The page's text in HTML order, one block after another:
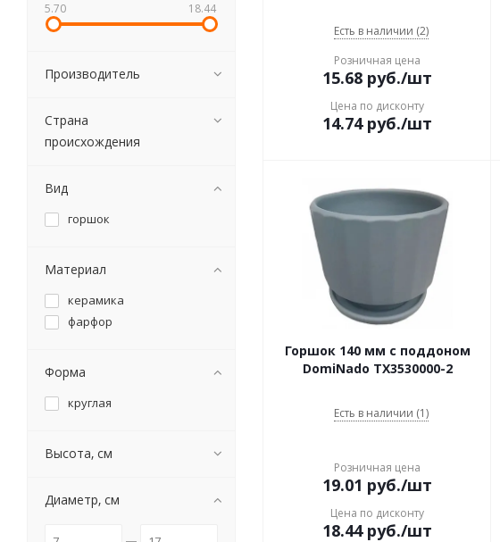
Есть в наличии (2)
Розничная цена
15.68 руб./шт
Цена по дисконту
14.74руб./шт
Горшок 140 мм с поддоном
DomiNado TX3530000-2
Есть в наличии (1)
Розничная цена
19.01 руб./шт
Цена по дисконту
18.44руб./шт
5.70 18.44
Производитель
Страна
происхождения
Вид
горшок
Материал
керамика
фарфор
Форма
круглая
Высота, см
Диаметр, см